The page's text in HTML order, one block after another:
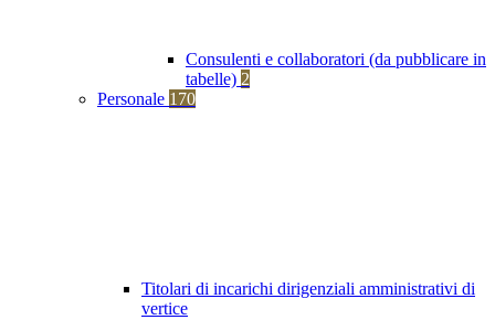
Consulenti e collaboratori (da pubblicare in
tabelle) 2
Personale 170
Titolari di incarichi dirigenziali amministrativi di
vertice